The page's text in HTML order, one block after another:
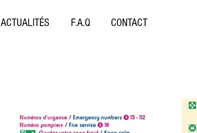
ACTUALITÉS F.A.Q CONTACT